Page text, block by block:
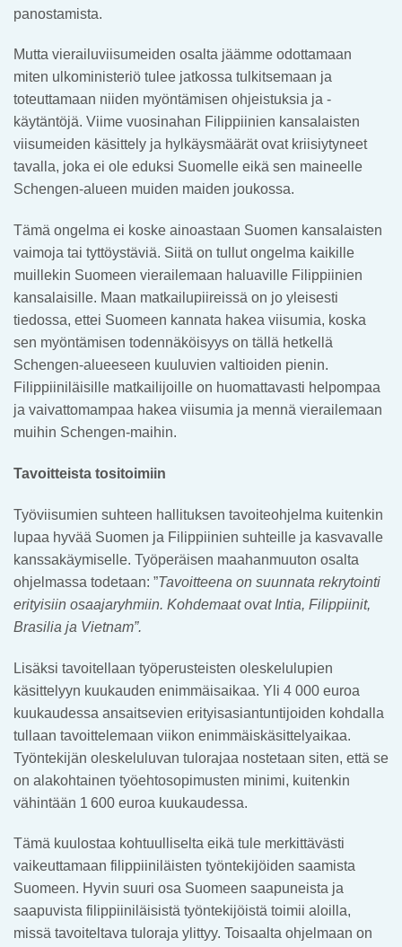
panostamista.
Mutta vierailuviisumeiden osalta jäämme odottamaan
miten ulkoministeriö tulee jatkossa tulkitsemaan ja
toteuttamaan niiden myöntämisen ohjeistuksia ja -
käytäntöjä. Viime vuosinahan Filippiinien kansalaisten
viisumeiden käsittely ja hylkäysmäärät ovat kriisiytyneet
tavalla, joka ei ole eduksi Suomelle eikä sen maineelle
Schengen-alueen muiden maiden joukossa.
Tämä ongelma ei koske ainoastaan Suomen kansalaisten
vaimoja tai tyttöystäviä. Siitä on tullut ongelma kaikille
muillekin Suomeen vierailemaan haluaville Filippiinien
kansalaisille. Maan matkailupiireissä on jo yleisesti
tiedossa, ettei Suomeen kannata hakea viisumia, koska
sen myöntämisen todennäköisyys on tällä hetkellä
Schengen-alueeseen kuuluvien valtioiden pienin.
Filippiiniläisille matkailijoille on huomattavasti helpompaa
ja vaivattomampaa hakea viisumia ja mennä vierailemaan
muihin Schengen-maihin.
Tavoitteista tositoimiin
Työviisumien suhteen hallituksen tavoiteohjelma kuitenkin
lupaa hyvää Suomen ja Filippiinien suhteille ja kasvavalle
kanssakäymiselle. Työperäisen maahanmuuton osalta
ohjelmassa todetaan: ”Tavoitteena on suunnata rekrytointi
erityisiin osaajaryhmiin. Kohdemaat ovat Intia, Filippiinit,
Brasilia ja Vietnam”.
Lisäksi tavoitellaan työperusteisten oleskelulupien
käsittelyyn kuukauden enimmäisaikaa. Yli 4 000 euroa
kuukaudessa ansaitsevien erityisasiantuntijoiden kohdalla
tullaan tavoittelemaan viikon enimmäiskäsittelyaikaa.
Työntekijän oleskeluluvan tulorajaa nostetaan siten, että se
on alakohtainen työehtosopimusten minimi, kuitenkin
vähintään 1 600 euroa kuukaudessa.
Tämä kuulostaa kohtuulliselta eikä tule merkittävästi
vaikeuttamaan filippiiniläisten työntekijöiden saamista
Suomeen. Hyvin suuri osa Suomeen saapuneista ja
saapuvista filippiiniläisistä työntekijöistä toimii aloilla,
missä tavoiteltava tuloraja ylittyy. Toisaalta ohjelmaan on